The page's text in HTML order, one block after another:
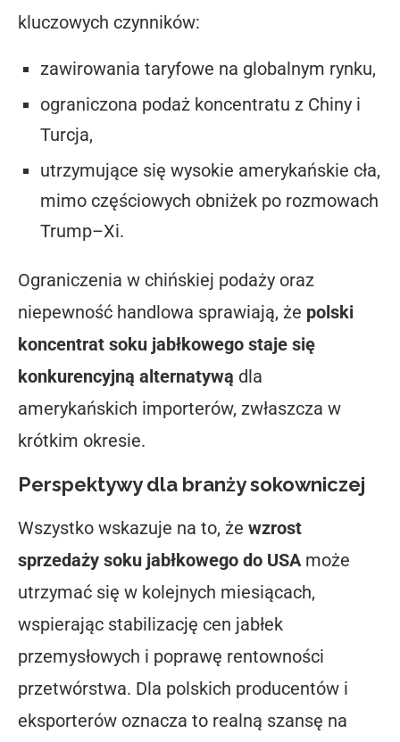
kluczowych czynników:
zawirowania taryfowe na globalnym rynku,
ograniczona podaż koncentratu z Chiny i
Turcja,
utrzymujące się wysokie amerykańskie cła,
mimo częściowych obniżek po rozmowach
Trump–Xi.
Ograniczenia w chińskiej podaży oraz
niepewność handlowa sprawiają, że polski
koncentrat soku jabłkowego staje się
konkurencyjną alternatywą dla
amerykańskich importerów, zwłaszcza w
krótkim okresie.
Perspektywy dla branży sokowniczej
Wszystko wskazuje na to, że wzrost
sprzedaży soku jabłkowego do USA może
utrzymać się w kolejnych miesiącach,
wspierając stabilizację cen jabłek
przemysłowych i poprawę rentowności
przetwórstwa. Dla polskich producentów i
eksporterów oznacza to realną szansę na